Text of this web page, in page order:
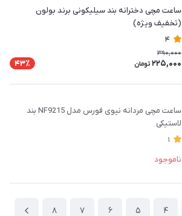
ساعت مچی دخترانه بند سیلیکونی برند بولون
(تخفیف ویژه)
4
390,000
225,000 تومان 43٪
ساعت مچی مردانه نیوی فورس مدل NF9215 بند
لاستیکی
1
ناموجود
4
5
6
7
8